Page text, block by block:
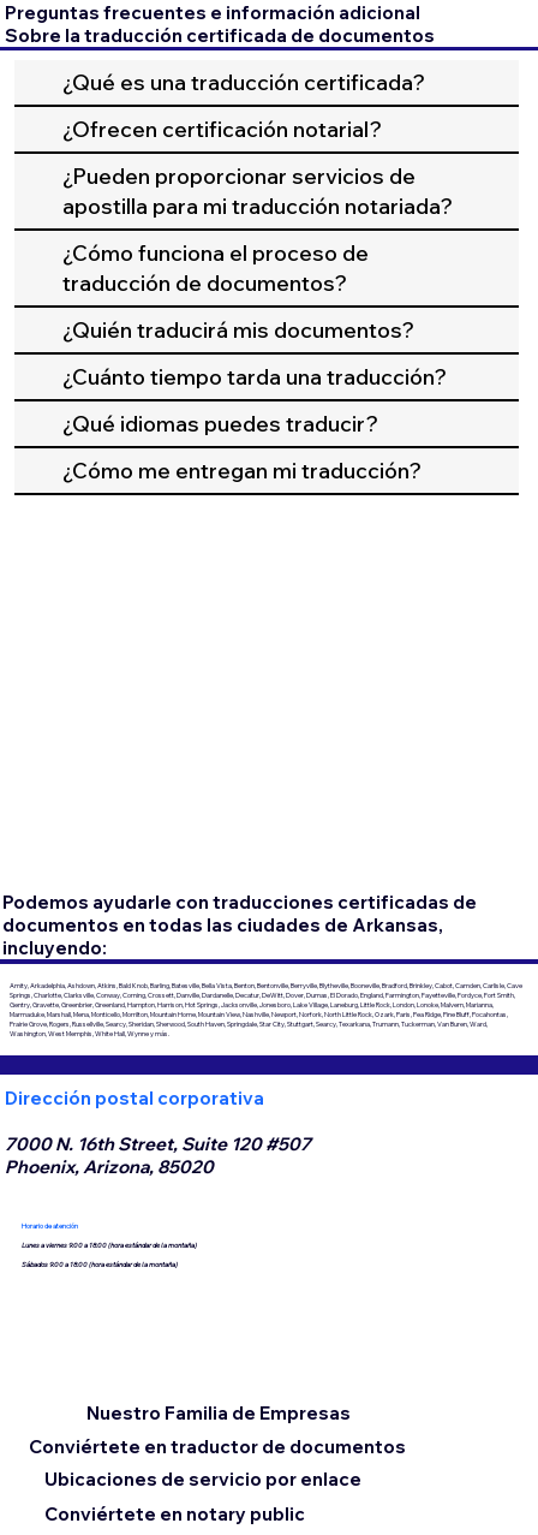
Preguntas frecuentes e información adicional
Sobre la traducción certificada de documentos
¿Qué es una traducción certificada?
¿Ofrecen certificación notarial?
¿Pueden proporcionar servicios de
apostilla para mi traducción notariada?
¿Cómo funciona el proceso de
traducción de documentos?
¿Quién traducirá mis documentos?
¿Cuánto tiempo tarda una traducción?
¿Qué idiomas puedes traducir?
¿Cómo me entregan mi traducción?
Podemos ayudarle con traducciones certificadas de
documentos en todas las ciudades de Arkansas,
incluyendo:
Amity, Arkadelphia, Ashdown, Atkins, Bald Knob, Barling, Batesville, Bella Vista, Benton, Bentonville, Berryville, Blytheville, Booneville, Bradford, Brinkley, Cabot, Camden, Carlisle, Cave
Springs, Charlotte, Clarksville, Conway, Corning, Crossett, Danville, Dardanelle, Decatur, DeWitt, Dover, Dumas, El Dorado, England, Farmington, Fayetteville, Fordyce, Fort Smith,
Gentry, Gravette, Greenbrier, Greenland, Hampton, Harrison, Hot Springs, Jacksonville, Jonesboro, Lake Village, Laneburg, Little Rock, London, Lonoke, Malvern, Marianna,
Marmaduke, Marshall, Mena, Monticello, Morrilton, Mountain Home, Mountain View, Nashville, Newport, Norfork, North Little Rock, Ozark, Paris, Pea Ridge, Pine Bluff, Pocahontas,
Prairie Grove, Rogers, Russellville, Searcy, Sheridan, Sherwood, South Haven, Springdale, Star City, Stuttgart, Searcy, Texarkana, Trumann, Tuckerman, Van Buren, Ward,
Washington, West Memphis, White Hall, Wynne y más.
Dirección postal corporativa
7000 N. 16th Street, Suite 120 #507
Phoenix, Arizona, 85020
Horario de atención
Lunes a viernes 9:00 a 18:00 (hora estándar de la montaña)
Sábados 9:00 a 18:00 (hora estándar de la montaña)
Conviértete en traductor de documentos
Ubicaciones de servicio por enlace
Nuestro Familia de Empresas
Conviértete en notary public